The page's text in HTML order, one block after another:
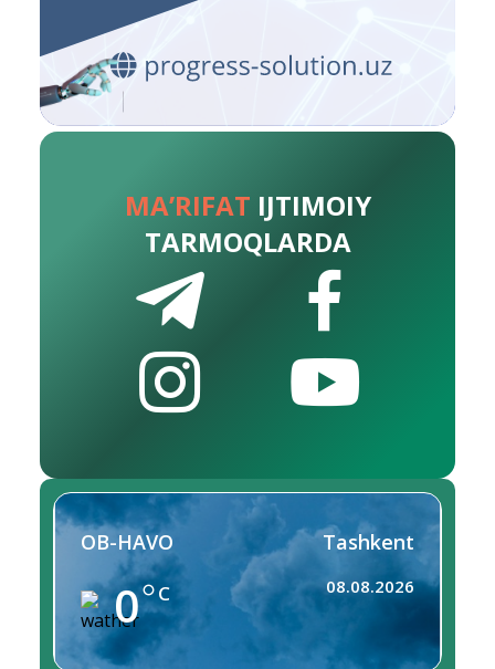
MA’RIFAT IJTIMOIY
TARMOQLARDA
OB-HAVO
0 C
Tashkent
08.08.2026